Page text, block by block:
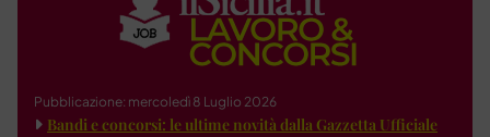
Pubblicazione: mercoledì 8 Luglio 2026
Bandi e concorsi: le ultime novità dalla Gazzetta Ufficiale